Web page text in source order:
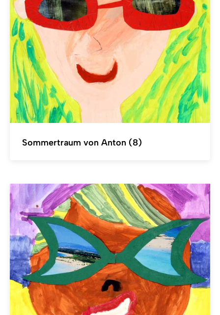
Sommertraum von Anton (8)